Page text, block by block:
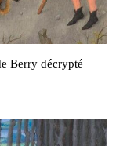
Berry décrypté